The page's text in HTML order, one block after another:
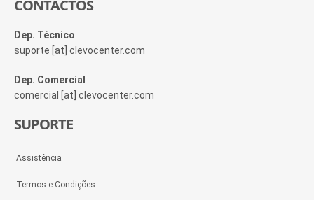
CONTACTOS
Dep. Técnico
suporte [at] clevocenter.com
Dep. Comercial
comercial [at] clevocenter.com
SUPORTE
Assistência
Termos e Condições